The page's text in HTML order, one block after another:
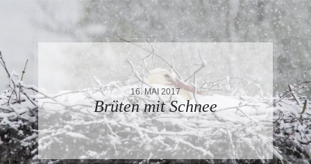
16. MAI 2017
Brüten mit Schnee